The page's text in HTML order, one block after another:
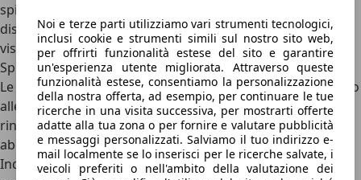
Noi e terze parti utilizziamo vari strumenti tecnologici,
inclusi cookie e strumenti simili sul nostro sito web,
per offrirti funzionalità estese del sito e garantire
un'esperienza utente migliorata. Attraverso queste
funzionalità estese, consentiamo la personalizzazione
della nostra offerta, ad esempio, per continuare le tue
ricerche in una visita successiva, per mostrarti offerte
adatte alla tua zona o per fornire e valutare pubblicità
e messaggi personalizzati. Salviamo il tuo indirizzo e-
mail localmente se lo inserisci per le ricerche salvate, i
veicoli preferiti o nell'ambito della valutazione dei
spie verdi possono talvolta essere incluse nell’Head-up
display, così da risultare direttamente visibili nel campo
visivo del conducente.
Spie cruscotto significato del colore blu
Le spie del quadro auto di colore blu sono più rare rispetto
alle verdi, alle gialle e alle temute rosse. La spia blu più
rinomata è quella che indica l’accensione dei fari
abbaglianti, o del motore freddo.
Indicano che si è attivato un sistema che può causare